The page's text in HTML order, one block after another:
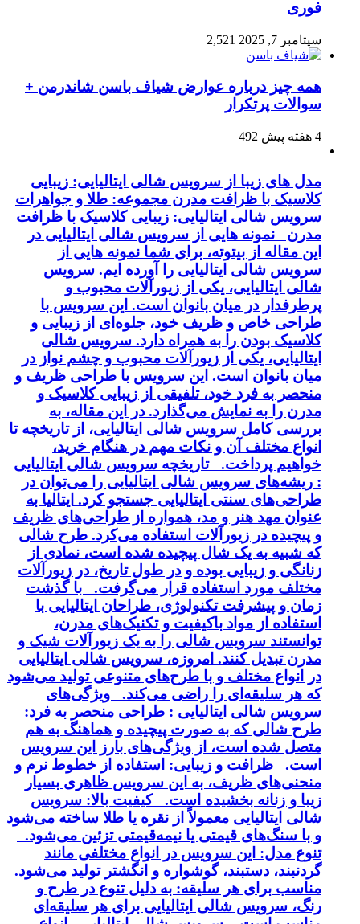
فوری
سپتامبر 7, 2025 2,521
همه چیز درباره عوارض شیاف باسن شاندرمن +
سوالات پرتکرار
4 هفته پیش 492
مدل های زیبا از سرویس شالی ایتالیایی: زیبایی
کلاسیک با ظرافت مدرن مجموعه: طلا و جواهرات
سرویس شالی ایتالیایی: زیبایی کلاسیک با ظرافت
مدرن نمونه هایی از سرویس شالی ایتالیایی در
این مقاله از بیتوته، برای شما نمونه هایی از
سرویس شالی ایتالیایی را آورده ایم. سرویس
شالی ایتالیایی، یکی از زیورآلات محبوب و
پرطرفدار در میان بانوان است. این سرویس با
طراحی خاص و ظریف خود، جلوه‌ای از زیبایی و
کلاسیک بودن را به همراه دارد. سرویس شالی
ایتالیایی، یکی از زیورآلات محبوب و چشم نواز در
میان بانوان است. این سرویس با طراحی ظریف و
منحصر به فرد خود، تلفیقی از زیبایی کلاسیک و
مدرن را به نمایش می‌گذارد. در این مقاله، به
بررسی کامل سرویس شالی ایتالیایی، از تاریخچه تا
انواع مختلف آن و نکات مهم در هنگام خرید،
خواهیم پرداخت. تاریخچه سرویس شالی ایتالیایی
: ریشه‌های سرویس شالی ایتالیایی را می‌توان در
طراحی‌های سنتی ایتالیایی جستجو کرد. ایتالیا به
عنوان مهد هنر و مد، همواره از طراحی‌های ظریف
و پیچیده در زیورآلات استفاده می‌کرد. طرح شالی
که شبیه به یک شال پیچیده شده است، نمادی از
زنانگی و زیبایی بوده و در طول تاریخ، در زیورآلات
مختلف مورد استفاده قرار می‌گرفت. با گذشت
زمان و پیشرفت تکنولوژی، طراحان ایتالیایی با
استفاده از مواد باکیفیت و تکنیک‌های مدرن،
توانستند سرویس شالی را به یک زیورآلات شیک و
مدرن تبدیل کنند. امروزه، سرویس شالی ایتالیایی
در انواع مختلف و با طرح‌های متنوعی تولید می‌شود
که هر سلیقه‌ای را راضی می‌کند. ویژگی‌های
سرویس شالی ایتالیایی : طراحی منحصر به فرد:
طرح شالی که به صورت پیچیده و هماهنگ به هم
متصل شده است، از ویژگی‌های بارز این سرویس
است. ظرافت و زیبایی: استفاده از خطوط نرم و
منحنی‌های ظریف، به این سرویس ظاهری بسیار
زیبا و زنانه بخشیده است. کیفیت بالا: سرویس
شالی ایتالیایی معمولاً از نقره یا طلا ساخته می‌شود
و با سنگ‌های قیمتی یا نیمه‌قیمتی تزئین می‌شود.
تنوع مدل: این سرویس در انواع مختلفی مانند
گردنبند، دستبند، گوشواره و انگشتر تولید می‌شود.
مناسب برای هر سلیقه: به دلیل تنوع در طرح و
رنگ، سرویس شالی ایتالیایی برای هر سلیقه‌ای